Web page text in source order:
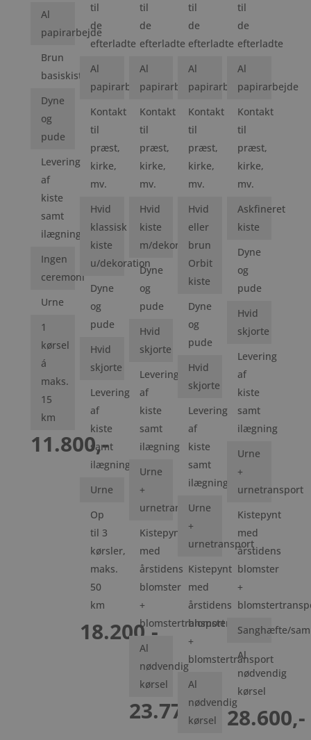
Al
papirarbejde
Brun
basiskiste
Dyne
og
pude
Levering
af
kiste
samt
ilægning
Ingen
ceremoni
Urne
1
kørsel
á
maks.
15
km
11.800,-
til
de
efterladte
Al
papirarbejde
Kontakt
til
præst,
kirke,
mv.
Hvid
klassisk
kiste
u/dekoration
Dyne
og
pude
Hvid
skjorte
Levering
af
kiste
samt
ilægning
Urne
Op
til 3
kørsler,
maks.
50
km
18.200,-
til
de
efterladte
Al
papirarbejde
Kontakt
til
præst,
kirke,
mv.
Hvid
kiste
m/dekoration
Dyne
og
pude
Hvid
skjorte
Levering
af
kiste
samt
ilægning
Urne
+
urnetransport
Kistepynt
med
årstidens
blomster
+
blomstertransport
Al
nødvendig
kørsel
23.770,-
til
de
efterladte
Al
papirarbejde
Kontakt
til
præst,
kirke,
mv.
Hvid
eller
brun
Orbit
kiste
Dyne
og
pude
Hvid
skjorte
Levering
af
kiste
samt
ilægning
Urne
+
urnetransport
Kistepynt
med
årstidens
blomster
+
blomstertransport
Al
nødvendig
kørsel
til
de
efterladte
Al
papirarbejde
Kontakt
til
præst,
kirke,
mv.
Askfineret
kiste
Dyne
og
pude
Hvid
skjorte
Levering
af
kiste
samt
ilægning
Urne
+
urnetransport
Kistepynt
med
årstidens
blomster
+
Sanghæfte/
Al
nødvendig
kørsel
28.600,-